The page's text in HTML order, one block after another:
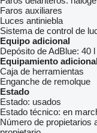
Faros auxiliares
Luces antiniebla
Sistema de control de
Equipo adicional
Depósito de AdBlue: 40 l
Equipamiento
Caja de herramientas
Enganche de remolque
Estado
Estado: usados
Estado técnico: en
Número de propietarios